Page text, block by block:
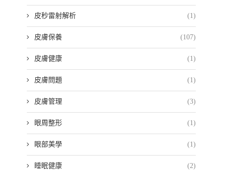
皮秒雷射解析 (1)
皮膚保養 (107)
皮膚健康 (1)
皮膚問題 (1)
皮膚管理 (3)
眼周整形 (1)
眼部美學 (1)
睡眠健康 (2)